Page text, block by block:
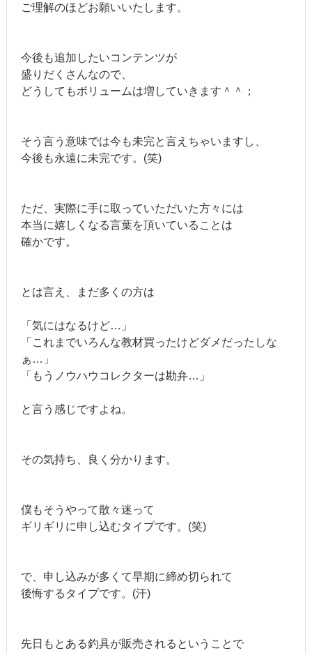
ご理解のほどお願いいたします。
今後も追加したいコンテンツが
盛りだくさんなので、
どうしてもボリュームは増していきます＾＾；
そう言う意味では今も未完と言えちゃいますし、
今後も永遠に未完です。(笑)
ただ、実際に手に取っていただいた方々には
本当に嬉しくなる言葉を頂いていることは
確かです。
とは言え、まだ多くの方は
「気にはなるけど…」
「これまでいろんな教材買ったけどダメだったしな
ぁ…」
「もうノウハウコレクターは勘弁…」
と言う感じですよね。
その気持ち、良く分かります。
僕もそうやって散々迷って
ギリギリに申し込むタイプです。(笑)
で、申し込みが多くて早期に締め切られて
後悔するタイプです。(汗)
先日もとある釣具が販売されるということで